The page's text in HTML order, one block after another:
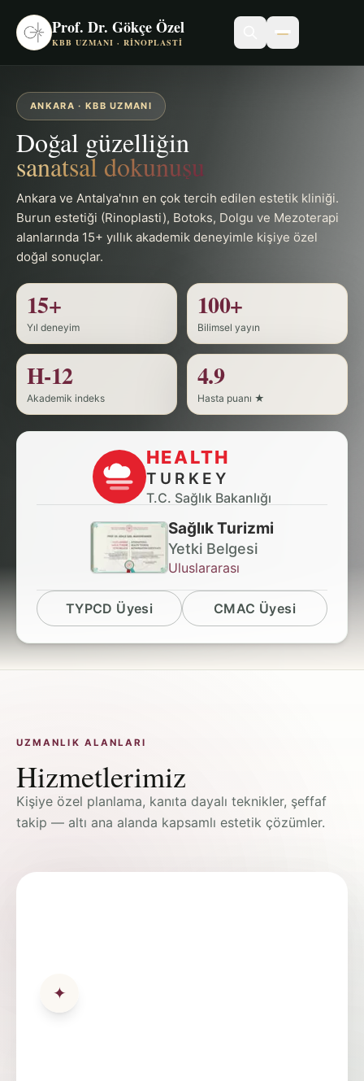
Prof. Dr. Gökçe Özel
KBB UZMANI · RINOPLASTI
ANKARA · KBB UZMANI
Doğal güzelliğin
sanatsal dokunuşu
Ankara ve Antalya'nın en çok tercih edilen estetik kliniği.
Burun estetiği (Rinoplasti), Botoks, Dolgu ve Mezoterapi
alanlarında 15+ yıllık akademik deneyimle kişiye özel
doğal sonuçlar.
15+
Yıl deneyim
100+
Bilimsel yayın
H-12
Akademik indeks
4.9
Hasta puanı ★
HEALTH
TURKEY
T.C. Sağlık Bakanlığı
Sağlık Turizmi
Yetki Belgesi
Uluslararası
TYPCD Üyesi CMAC Üyesi
UZMANLIK ALANLARI
Hizmetlerimiz
Kişiye özel planlama, kanıta dayalı teknikler, şeffaf
takip — altı ana alanda kapsamlı estetik çözümler.
✦